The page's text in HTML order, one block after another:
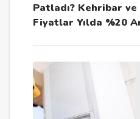
Patladı? Kehribar ve
Fiyatlar Yılda %20